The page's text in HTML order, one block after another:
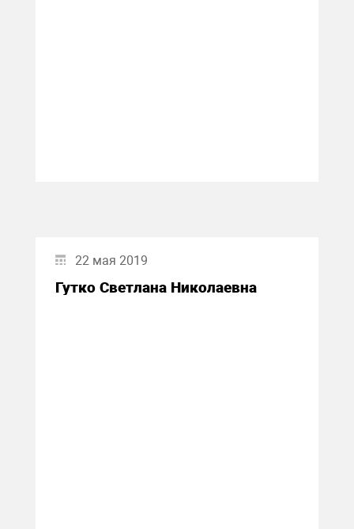
22 мая 2019
Гутко Светлана Николаевна